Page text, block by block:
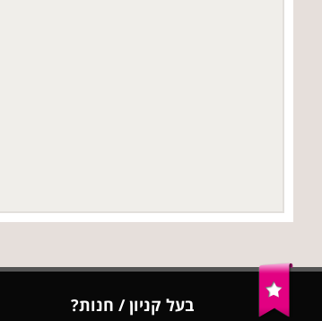
בעל קניון / חנות?